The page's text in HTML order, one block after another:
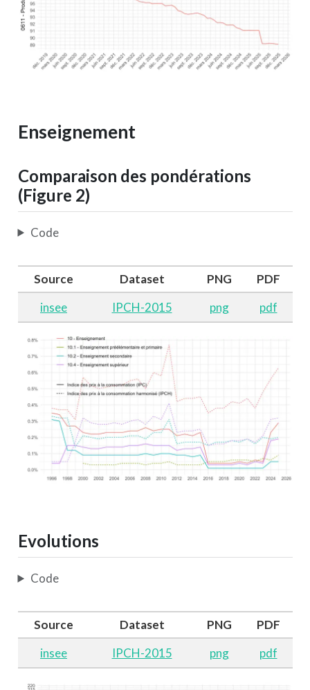
Enseignement
Comparaison des pondérations
(Figure 2)
Code
Source Dataset PNG
PDF
insee
IPCH-2015 png pdf
Evolutions
Code
Source Dataset PNG
PDF
insee
IPCH-2015 png pdf